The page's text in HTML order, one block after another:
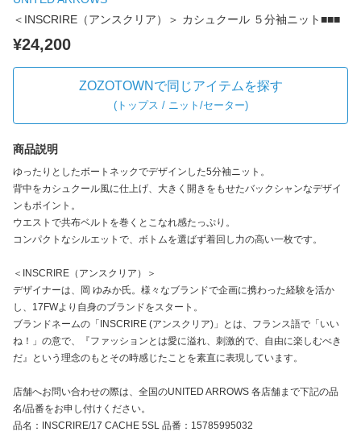
＜INSCRIRE（アンスクリア）＞ カシュクール ５分袖ニット■■■
¥24,200
ZOZOTOWNで同じアイテムを探す
(トップス / ニット/セーター)
商品説明
ゆったりとしたボートネックでデザインした5分袖ニット。
背中をカシュクール風に仕上げ、大きく開きをもせたバックシャンなデザイ
ンもポイント。
ウエストで共布ベルトを巻くとこなれ感たっぷり。
コンパクトなシルエットで、ボトムを選ばず着回し力の高い一枚です。
＜INSCRIRE（アンスクリア）＞
デザイナーは、岡 ゆみか氏。様々なブランドで企画に携わった経験を活か
し、17FWより自身のブランドをスタート。
ブランドネームの「INSCRIRE (アンスクリア)」とは、フランス語で「いい
ね！」の意で、『ファッションとは愛に溢れ、刺激的で、自由に楽しむべき
だ』という理念のもとその時感じたことを素直に表現しています。
店舗へお問い合わせの際は、全国のUNITED ARROWS 各店舗まで下記の品
名/品番をお申し付けください。
品名：INSCRIRE/17 CACHE 5SL 品番：15785995032